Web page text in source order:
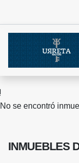
No se encontró
INMUEBLES